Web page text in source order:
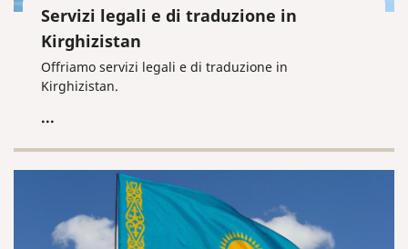
Servizi legali e di traduzione in
Kirghizistan
Offriamo servizi legali e di traduzione in
Kirghizistan.
...